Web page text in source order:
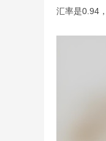
汇率是0.94